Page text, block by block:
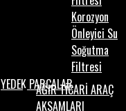
Korozyon
Önleyici Su
Soğutma
Filtresi
YEDEK PARÇALARAĞIR TİCARİ ARAÇ
AKSAMLARI